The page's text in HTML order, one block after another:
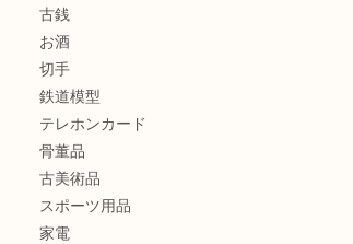
古銭
お酒
切手
鉄道模型
テレホンカード
骨董品
古美術品
スポーツ用品
家電